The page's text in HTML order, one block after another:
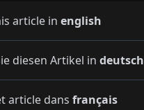
article in english
diesen Artikel in deutsch
article dans français